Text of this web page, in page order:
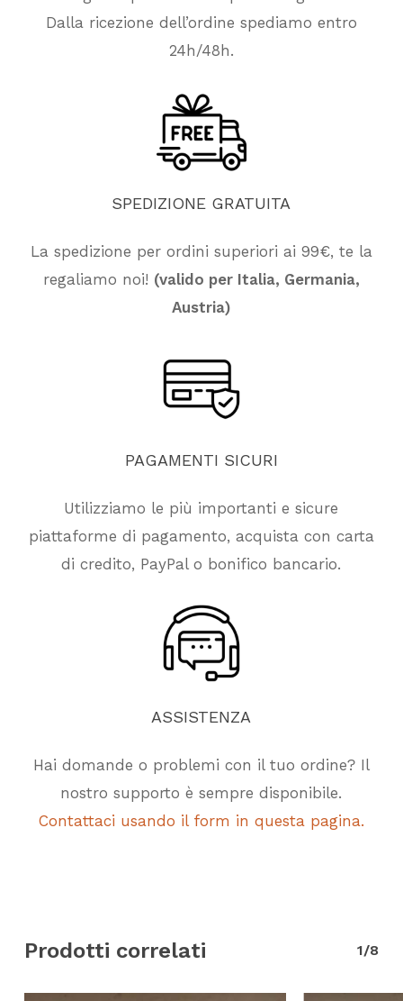
Nessun prodotto nel carrello.
Dalla ricezione dell’ordine spediamo entro
24h/48h.
SPEDIZIONE GRATUITA
La spedizione per ordini superiori ai 99€, te la
regaliamo noi! (valido per Italia, Germania,
Austria)
PAGAMENTI SICURI
Utilizziamo le più importanti e sicure
piattaforme di pagamento, acquista con carta
di credito, PayPal o bonifico bancario.
ASSISTENZA
Hai domande o problemi con il tuo ordine? Il
nostro supporto è sempre disponibile.
Contattaci usando il form in questa pagina.
Prodotti correlati 1/8